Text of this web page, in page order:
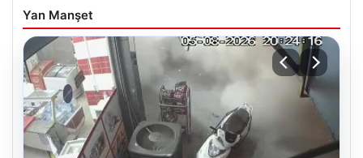
Yan Manşet